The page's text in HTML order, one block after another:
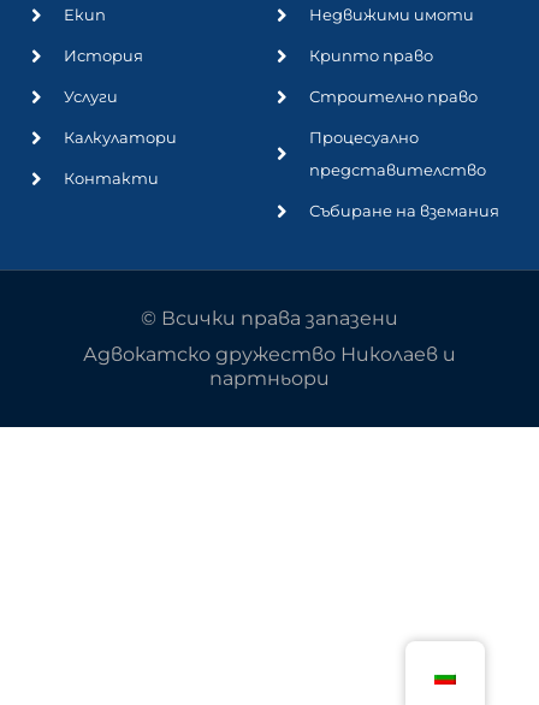
Екип
История
Услуги
Калкулатори
Контакти
Недвижими имоти
Крипто право
Строително право
Процесуално
представителство
Събиране на вземания
© Всички права запазени
Адвокатско дружество Николаев и
партньори